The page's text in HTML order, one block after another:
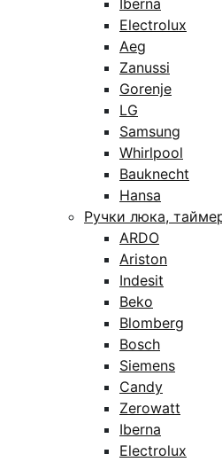
Iberna
Electrolux
Aeg
Zanussi
Gorenje
LG
Samsung
Whirlpool
Bauknecht
Hansa
Ручки люка,
ARDO
Ariston
Indesit
Beko
Blomberg
Bosch
Siemens
Candy
Zerowatt
Iberna
Electrolux